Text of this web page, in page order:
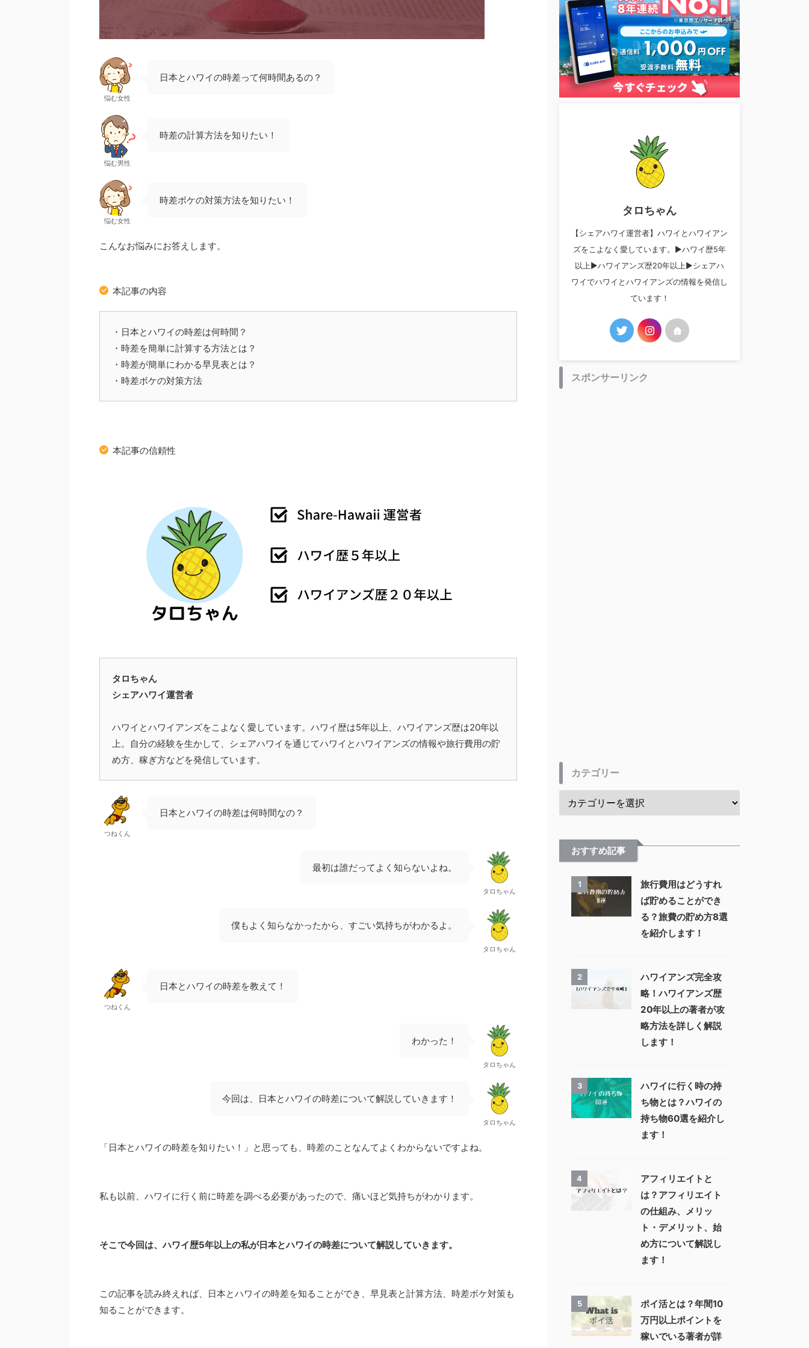
悩む女性
日本とハワイの時差って何時間あるの？
悩む男性
時差の計算方法を知りたい！
悩む女性
時差ボケの対策方法を知りたい！
こんなお悩みにお答えします。
本記事の内容
・日本とハワイの時差は何時間？
・時差を簡単に計算する方法とは？
・時差が簡単にわかる早見表とは？
・時差ボケの対策方法
本記事の信頼性
タロちゃん
シェアハワイ運営者
ハワイとハワイアンズをこよなく愛しています。ハワイ歴は5年以上、ハワイアンズ歴は20年以
上。自分の経験を生かして、シェアハワイを通じてハワイとハワイアンズの情報や旅行費用の貯
め方、稼ぎ方などを発信しています。
つねくん
日本とハワイの時差は何時間なの？
最初は誰だってよく知らないよね。
タロちゃん
僕もよく知らなかったから、すごい気持ちがわかるよ。
タロちゃん
つねくん
日本とハワイの時差を教えて！
わかった！
タロちゃん
今回は、日本とハワイの時差について解説していきます！
タロちゃん
「日本とハワイの時差を知りたい！」と思っても、時差のことなんてよくわからないですよね。
私も以前、ハワイに行く前に時差を調べる必要があったので、痛いほど気持ちがわかります。
そこで今回は、ハワイ歴5年以上の私が日本とハワイの時差について解説していきます。
この記事を読み終えれば、日本とハワイの時差を知ることができ、早見表と計算方法、時差ボケ対策も
知ることができます。
タロちゃん
【シェアハワイ運営者】ハワイとハワイアン
ズをこよなく愛しています。▶︎ハワイ歴5年
以上▶︎ハワイアンズ歴20年以上▶︎シェアハ
ワイでハワイとハワイアンズの情報を発信し
ています！
スポンサーリンク
カテゴリー
おすすめ記事
1
旅行費用はどうすれ
ば貯めることができ
る？旅費の貯め方8選
を紹介します！
2
ハワイアンズ完全攻
略！ハワイアンズ歴
20年以上の著者が攻
略方法を詳しく解説
します！
3
ハワイに行く時の持
ち物とは？ハワイの
持ち物60選を紹介し
ます！
4
アフィリエイトと
は？アフィリエイト
の仕組み、メリッ
ト・デメリット、始
め方について解説し
ます！
5
ポイ活とは？年間10
万円以上ポイントを
稼いでいる著者が詳